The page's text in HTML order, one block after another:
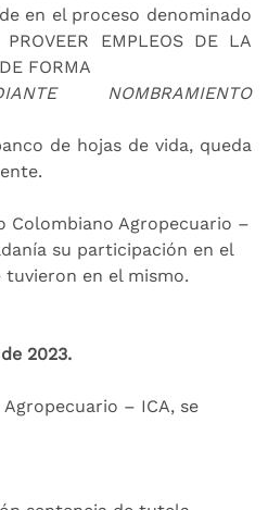
en el proceso denominado
PROVEER EMPLEOS DE LA
FORMA
NOMBRAMIENTO
de hojas de vida, queda
Colombiano Agropecuario –
su participación en el
en el mismo.
2023.
– ICA, se